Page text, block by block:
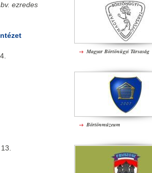
ezredes
Magyar Börtönügyi Társaság
Börtönmúzeum